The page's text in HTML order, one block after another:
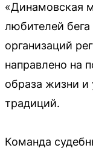
«Динамовская
любителей
организаций
направлено на
образа жизни и
традиций.
Команда